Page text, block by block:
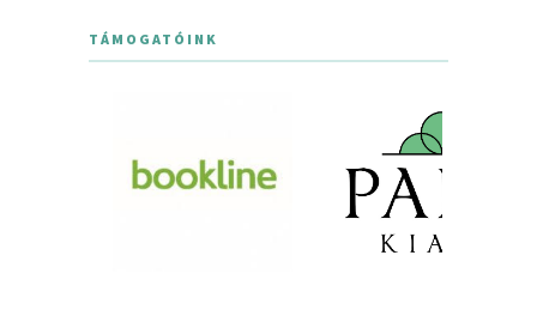
TÁMOGATÓINK